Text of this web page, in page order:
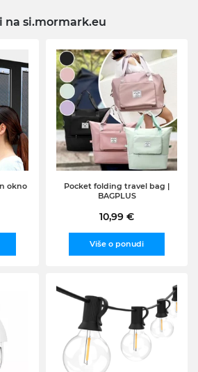
si.mormark.eu
okno
Pocket folding travel bag |
BAGPLUS
10,99 €
Više o ponudi